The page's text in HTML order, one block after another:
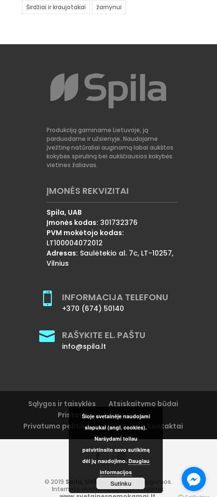
Širdžiai ir kraujotakai
žarnynui
Produkciją gaminame Lietuvoje, ją
parduodame ir užsienyje. Naudojame
įvežtinę natūraliai auginamą labai aukštos
kokybės spiruliną bei aukščiausios kokybės
vietines žaliavas.
ĮMONĖS REKVIZITAI
Spila, UAB
Įmonės kodas: 301732376
PVM mokėtojo kodas:
LT100004072012
Adresas: Saulėtekio al. 7c, LT-10257,
Vilnius
 INFORMACIJA TELEFONU
+370 (674) 50140
 RAŠYKITE EL. PAŠTU
info@spila.lt
Sąlygos ir taisyklės
Atsiskaitymo būdai
Pristatymas ir grąžinimas
Privatumo politika
Apie mus Kontaktai
© 2019 Spila, UAB.
Visos teisės saugomos.
Interneto svetainių kūrimas ir nuoma:
Šioje svetainėje naudojami
slapukai (angl. cookies).
Naršydami toliau
patvirtinsite savo sutikimą
dėl jų naudojimo. Daugiau
informacijos
Sutinku